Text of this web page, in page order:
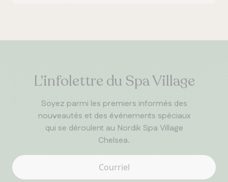
L’infolettre du Spa Village
Soyez parmi les premiers informés des
nouveautés et des événements spéciaux
qui se déroulent au Nordik Spa Village
Chelsea.